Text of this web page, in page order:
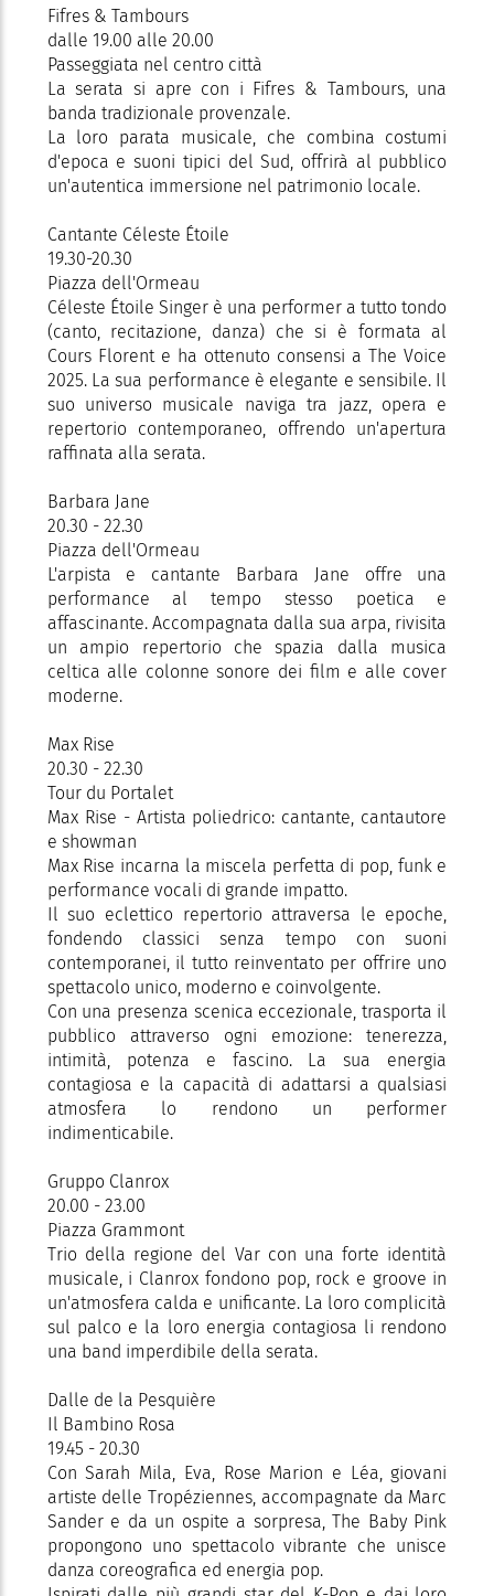
Fifres & Tambours
dalle 19.00 alle 20.00
Passeggiata nel centro città
La serata si apre con i Fifres & Tambours, una
banda tradizionale provenzale.
La loro parata musicale, che combina costumi
d'epoca e suoni tipici del Sud, offrirà al pubblico
un'autentica immersione nel patrimonio locale.
Cantante Céleste Étoile
19.30-20.30
Piazza dell'Ormeau
Céleste Étoile Singer è una performer a tutto tondo
(canto, recitazione, danza) che si è formata al
Cours Florent e ha ottenuto consensi a The Voice
2025. La sua performance è elegante e sensibile. Il
suo universo musicale naviga tra jazz, opera e
repertorio contemporaneo, offrendo un'apertura
raffinata alla serata.
Barbara Jane
20.30 - 22.30
Piazza dell'Ormeau
L'arpista e cantante Barbara Jane offre una
performance al tempo stesso poetica e
affascinante. Accompagnata dalla sua arpa, rivisita
un ampio repertorio che spazia dalla musica
celtica alle colonne sonore dei film e alle cover
moderne.
Max Rise
20.30 - 22.30
Tour du Portalet
Max Rise - Artista poliedrico: cantante, cantautore
e showman
Max Rise incarna la miscela perfetta di pop, funk e
performance vocali di grande impatto.
Il suo eclettico repertorio attraversa le epoche,
fondendo classici senza tempo con suoni
contemporanei, il tutto reinventato per offrire uno
spettacolo unico, moderno e coinvolgente.
Con una presenza scenica eccezionale, trasporta il
pubblico attraverso ogni emozione: tenerezza,
intimità, potenza e fascino. La sua energia
contagiosa e la capacità di adattarsi a qualsiasi
atmosfera lo rendono un performer
indimenticabile.
Gruppo Clanrox
20.00 - 23.00
Piazza Grammont
Trio della regione del Var con una forte identità
musicale, i Clanrox fondono pop, rock e groove in
un'atmosfera calda e unificante. La loro complicità
sul palco e la loro energia contagiosa li rendono
una band imperdibile della serata.
Dalle de la Pesquière
Il Bambino Rosa
19.45 - 20.30
Con Sarah Mila, Eva, Rose Marion e Léa, giovani
artiste delle Tropéziennes, accompagnate da Marc
Sander e da un ospite a sorpresa, The Baby Pink
propongono uno spettacolo vibrante che unisce
danza coreografica ed energia pop.